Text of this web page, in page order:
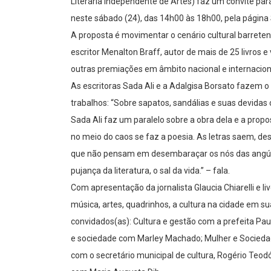
neste sábado (24), das 14h00 às 18h00, pela página
A proposta é movimentar o cenário cultural
escritor Menalton Braff, autor de mais de 25 livros
outras premiações em âmbito nacional e
As escritoras Sada Ali e a Adalgisa Borsato fazem
trabalhos: “Sobre sapatos, sandálias e suas
Sada Ali faz um paralelo sobre a obra dela e a
no meio do caos se faz a poesia. As letras saem,
que não pensam em desembaraçar os nós das
pujança da literatura, o sal da vida.” – fala.
Com apresentação da jornalista Glaucia Chiarelli e
música, artes, quadrinhos, a cultura na cidade em
convidados(as): Cultura e gestão com a prefeita
e sociedade com Marley Machado; Mulher e
com o secretário municipal de cultura, Rogério